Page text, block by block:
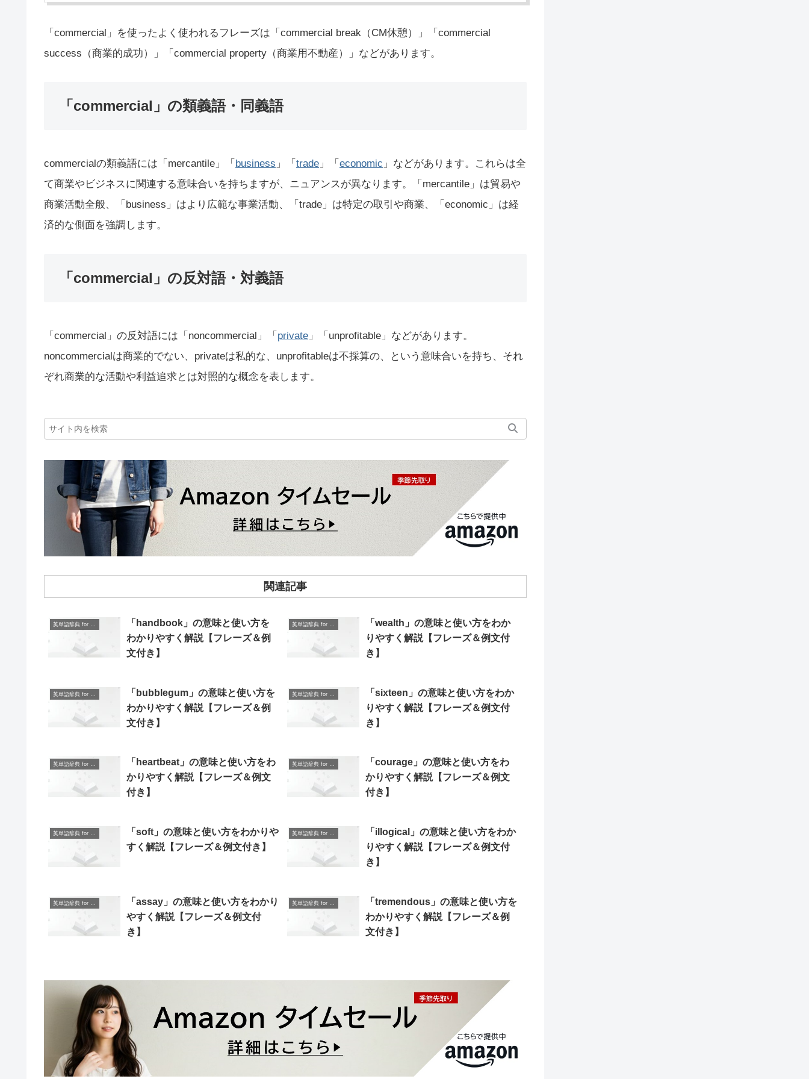
「commercial」を使ったよく使われるフレーズは「commercial break（CM休憩）」「commercial
success（商業的成功）」「commercial property（商業用不動産）」などがあります。
「commercial」の類義語・同義語
commercialの類義語には「mercantile」「 business 」「 trade 」「 economic 」などがあります。これらは全
て商業やビジネスに関連する意味合いを持ちますが、ニュアンスが異なります。「mercantile」は貿易や
商業活動全般、「business」はより広範な事業活動、「trade」は特定の取引や商業、「economic」は経
済的な側面を強調します。
「commercial」の反対語・対義語
「commercial」の反対語には「noncommercial」「 private 」「unprofitable」などがあります。
noncommercialは商業的でない、privateは私的な、unprofitableは不採算の、という意味合いを持ち、それ
ぞれ商業的な活動や利益追求とは対照的な概念を表します。
関連記事
「handbook」の意味と使い方を
わかりやすく解説【フレーズ＆例
文付き】
「wealth」の意味と使い方をわか
りやすく解説【フレーズ＆例文付
き】
「bubblegum」の意味と使い方を
わかりやすく解説【フレーズ＆例
文付き】
「sixteen」の意味と使い方をわか
りやすく解説【フレーズ＆例文付
き】
「heartbeat」の意味と使い方をわ
かりやすく解説【フレーズ＆例文
付き】
「courage」の意味と使い方をわ
かりやすく解説【フレーズ＆例文
付き】
英単語辞典 for Beginners
「soft」の意味と使い方をわかりや
すく解説【フレーズ＆例文付き】
英単語辞典 for Beginners
「illogical」の意味と使い方をわか
りやすく解説【フレーズ＆例文付
き】
英単語辞典 for Beginners
「assay」の意味と使い方をわかり
やすく解説【フレーズ＆例文付
き】
英単語辞典 for Beginners
「tremendous」の意味と使い方を
わかりやすく解説【フレーズ＆例
文付き】